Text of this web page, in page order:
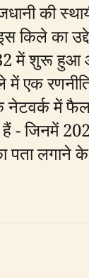
की
किले का
1832 में
में एक
नेटवर्क में
- जिनमें
पता लगाने